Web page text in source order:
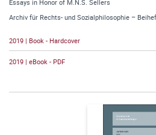
Essays in Honor of M.N.S. Sellers
Archiv für Rechts- und Sozialphilosophie –
2019 | Book - Hardcover
2019 | eBook - PDF